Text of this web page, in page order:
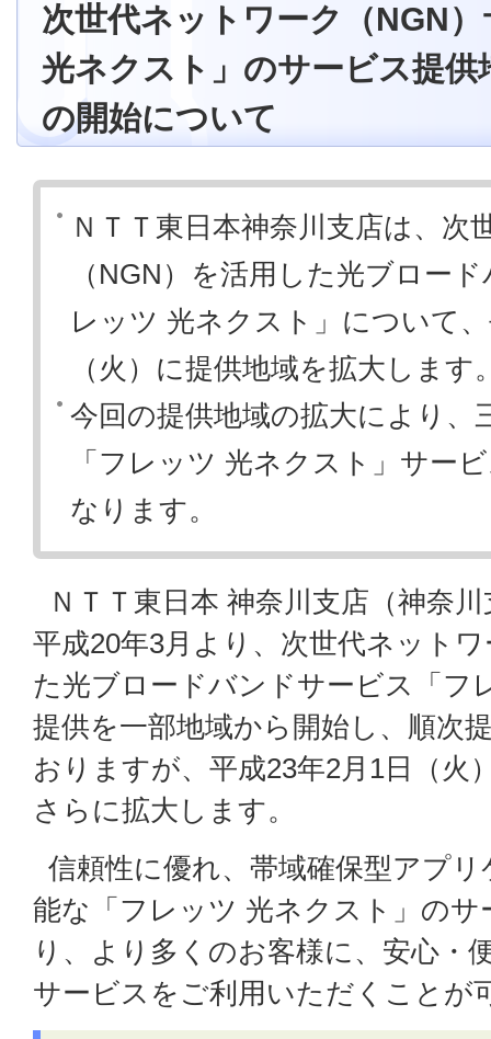
次世代ネットワーク（NGN
光ネクスト」のサービス提供
の開始について
ＮＴＴ東日本神奈川支店は、次
（NGN）を活用した光ブロー
レッツ 光ネクスト」について
（火）に提供地域を拡大します
今回の提供地域の拡大により、
「フレッツ 光ネクスト」サー
なります。
ＮＴＴ東日本 神奈川支店（神奈
平成20年3月より、次世代ネット
た光ブロードバンドサービス「フ
提供を一部地域から開始し、順次
おりますが、平成23年2月1日（火
さらに拡大します。
信頼性に優れ、帯域確保型アプ
能な「フレッツ 光ネクスト」のサ
り、より多くのお客様に、安心・
サービスをご利用いただくことが